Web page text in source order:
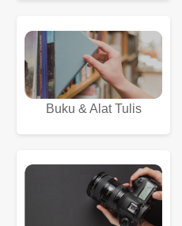
Buku & Alat Tulis